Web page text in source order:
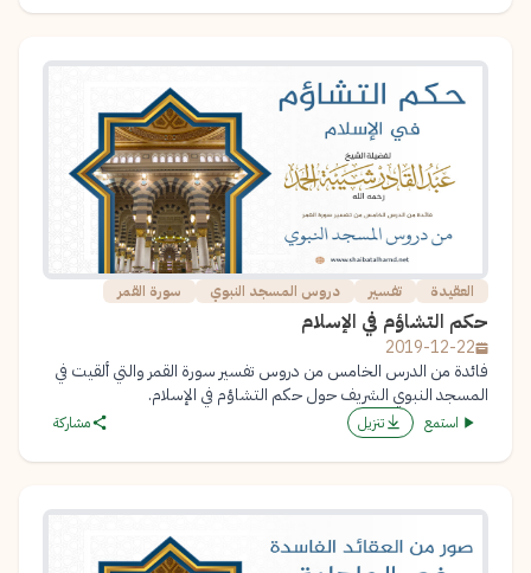
العقيدة تفسير دروس المسجد النبوي سورة القمر
حكم التشاؤم في الإسلام
2019-12-22
فائدة من الدرس الخامس من دروس تفسير سورة القمر والتي ألقيت في
المسجد النبوي الشريف حول حكم التشاؤم في الإسلام.
استمع تنزيل مشاركة